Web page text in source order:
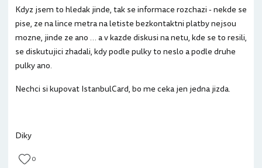
Kdyz jsem to hledak jinde, tak se informace rozchazi - nekde se
pise, ze na lince metra na letiste bezkontaktni platby nejsou
mozne, jinde ze ano … a v kazde diskusi na netu, kde se to resili,
se diskutujici zhadali, kdy podle pulky to neslo a podle druhe
pulky ano.
Nechci si kupovat IstanbulCard, bo me ceka jen jedna jizda.
Diky
0